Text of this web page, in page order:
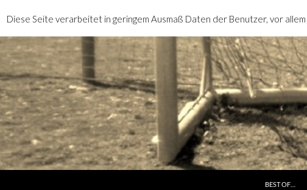
BEST OF…
Diese Seite verarbeitet in geringem Ausmaß Daten der Benutzer, vor